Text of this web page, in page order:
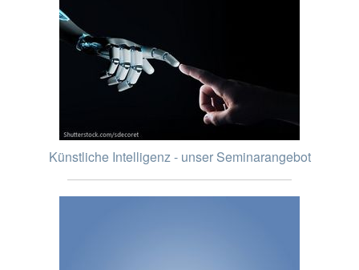
Künstliche Intelligenz - unser Seminarangebot